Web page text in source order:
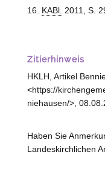
KABl.
2011, S.
Zitierhinweis
HKLH, Artikel
<https://
niehausen/>,
Haben Sie
Landeskirchlichen